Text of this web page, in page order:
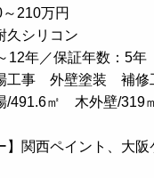
210万円
久シリコン
12年／保証年数：5年
工事 外壁塗装 補修
/491.6㎡ 木外壁/
】関西ペイント、大